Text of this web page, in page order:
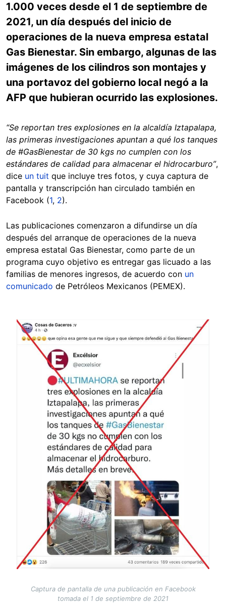
1.000 veces desde el 1 de septiembre de
2021, un día después del inicio de
operaciones de la nueva empresa estatal
Gas Bienestar. Sin embargo, algunas de las
imágenes de los cilindros son montajes y
una portavoz del gobierno local negó a la
AFP que hubieran ocurrido las explosiones.
“Se reportan tres explosiones en la alcaldía Iztapalapa,
las primeras investigaciones apuntan a qué los tanques
de #GasBienestar de 30 kgs no cumplen con los
estándares de calidad para almacenar el hidrocarburo”,
dice un tuit que incluye tres fotos, y cuya captura de
pantalla y transcripción han circulado también en
Facebook (1, 2).
Las publicaciones comenzaron a difundirse un día
después del arranque de operaciones de la nueva
empresa estatal Gas Bienestar, como parte de un
programa cuyo objetivo es entregar gas licuado a las
familias de menores ingresos, de acuerdo con un
comunicado de Petróleos Mexicanos (PEMEX).
Image
Captura de pantalla de una publicación en Facebook
tomada el 1 de septiembre de 2021